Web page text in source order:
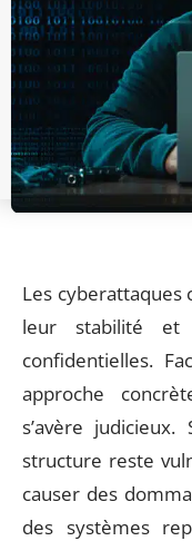
Les cyberattaques
leur stabilité et
confidentielles.
approche
s’avère
structure reste
causer des
des systèmes